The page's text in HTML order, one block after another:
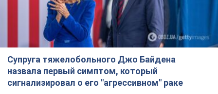
Супруга тяжелобольного Джо Байдена
назвала первый симптом, который
сигнализировал о его "агрессивном" раке